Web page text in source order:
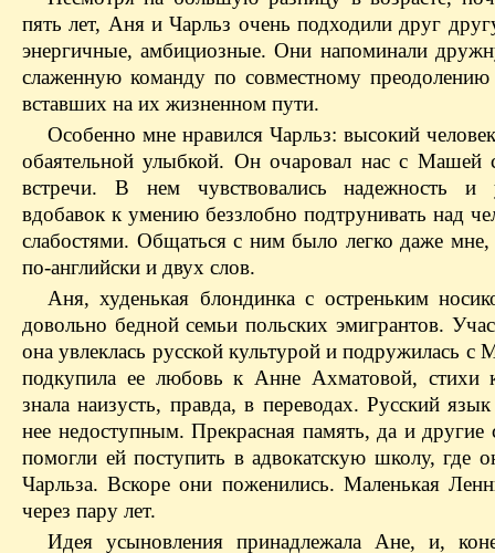
пять лет, Аня и Чарльз очень подходили друг
энергичные, амбициозные. Они напоминали
слаженную команду по совместному преодолению
вставших на их жизненном пути.
Особенно мне нравился Чарльз: высокий
обаятельной улыбкой. Он очаровал нас с Машей
встречи. В нем чувствовались надежность и
вдобавок к умению беззлобно подтрунивать над
слабостями. Общаться с ним было легко даже
по-английски и двух слов.
Аня, худенькая блондинка с остреньким
довольно бедной семьи польских эмигрантов.
она увлеклась русской культурой и подружилась
подкупила ее любовь к Анне Ахматовой, стихи
знала наизусть, правда, в переводах. Русский
нее недоступным. Прекрасная память, да и другие
помогли ей поступить в адвокатскую школу, где
Чарльза. Вскоре они поженились. Маленькая
через пару лет.
Идея усыновления принадлежала Ане, и,